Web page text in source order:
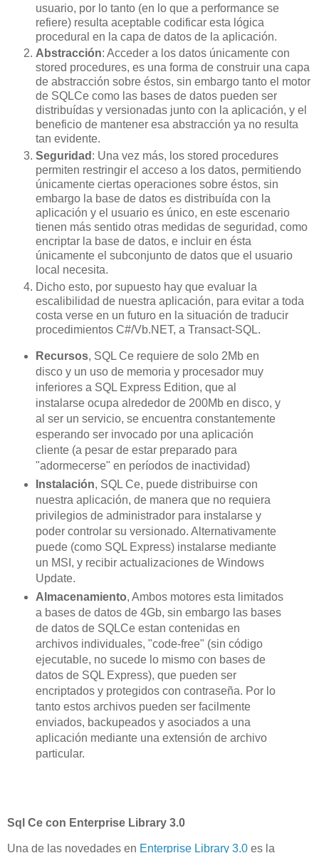
usuario, por lo tanto (en lo que a performance se
refiere) resulta aceptable codificar esta lógica
procedural en la capa de datos de la aplicación.
Abstracción: Acceder a los datos únicamente con
stored procedures, es una forma de construir una capa
de abstracción sobre éstos, sin embargo tanto el motor
de SQLCe como las bases de datos pueden ser
distribuídas y versionadas junto con la aplicación, y el
beneficio de mantener esa abstracción ya no resulta
tan evidente.
Seguridad : Una vez más, los stored procedures
permiten restringir el acceso a los datos, permitiendo
únicamente ciertas operaciones sobre éstos, sin
embargo la base de datos es distribuída con la
aplicación y el usuario es único, en este escenario
tienen más sentido otras medidas de seguridad, como
encriptar la base de datos, e incluir en ésta
únicamente el subconjunto de datos que el usuario
local necesita.
Dicho esto, por supuesto hay que evaluar la
escalibilidad de nuestra aplicación, para evitar a toda
costa verse en un futuro en la situación de traducir
procedimientos C#/Vb.NET, a Transact-SQL.
Recursos, SQL Ce requiere de solo 2Mb en
disco y un uso de memoria y procesador muy
inferiores a SQL Express Edition, que al
instalarse ocupa alrededor de 200Mb en disco, y
al ser un servicio, se encuentra constantemente
esperando ser invocado por una aplicación
cliente (a pesar de estar preparado para
"adormecerse" en períodos de inactividad)
Instalación, SQL Ce, puede distribuirse con
nuestra aplicación, de manera que no requiera
privilegios de administrador para instalarse y
poder controlar su versionado. Alternativamente
puede (como SQL Express) instalarse mediante
un MSI, y recibir actualizaciones de Windows
Update.
Almacenamiento, Ambos motores esta limitados
a bases de datos de 4Gb, sin embargo las bases
de datos de SQLCe estan contenidas en
archivos individuales, "code-free" (sin código
ejecutable, no sucede lo mismo con bases de
datos de SQL Express), que pueden ser
encriptados y protegidos con contraseña. Por lo
tanto estos archivos pueden ser facilmente
enviados, backupeados y asociados a una
aplicación mediante una extensión de archivo
particular.
Sql Ce con Enterprise Library 3.0
Una de las novedades en Enterprise Library 3.0 es la